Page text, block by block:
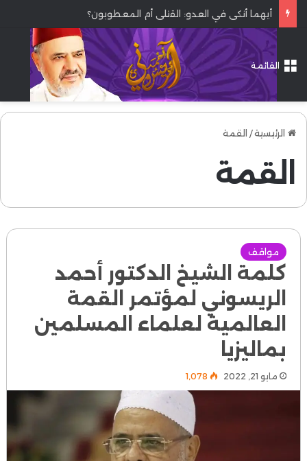
أيهما أنكى في العدو: القتلى أم المعطوبون؟
القائمة
الرئيسية/ القمة
القمة
مواقف
كلمة الشيخ الدكتور أحمد
الريسوني لمؤتمر القمة
العالمية لعلماء المسلمين
بماليزيا
مايو 21, 2022 1٬078